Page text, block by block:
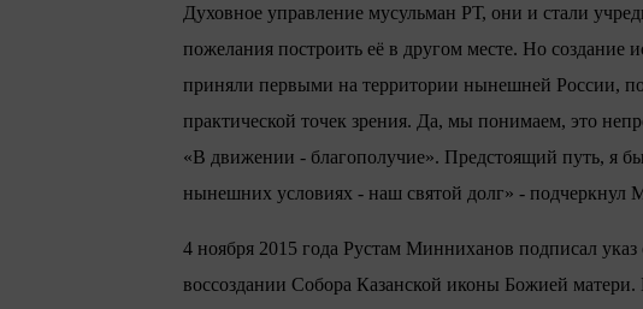
Духовное управление мусульман РТ, они и стали
пожелания построить её в другом месте. Но создание
приняли первыми на территории нынешней России,
практической точек зрения. Да, мы понимаем, это
«В движении - благополучие». Предстоящий путь, я
нынешних условиях - наш святой долг» -
4 ноября 2015 года Рустам Минниханов подписал
воссоздании Собора Казанской иконы Божией